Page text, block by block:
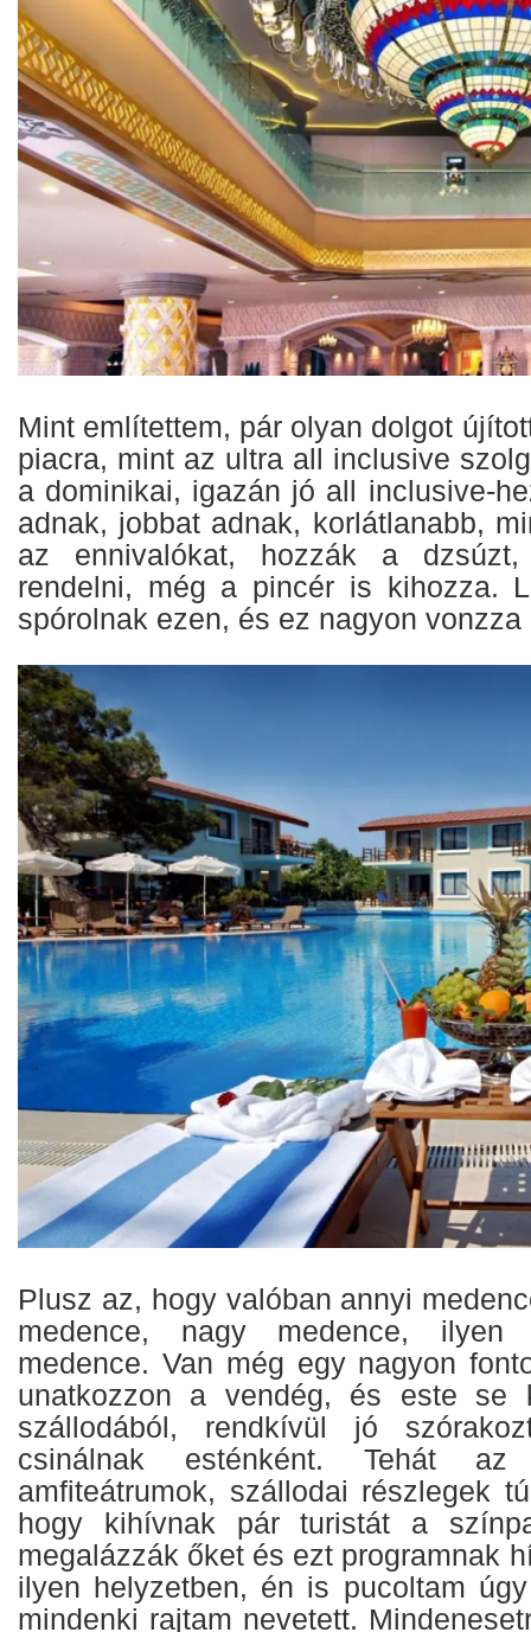
Mint említettem, pár olyan dolgot
piacra, mint az ultra all inclusive
a dominikai, igazán jó all inclusive-
adnak, jobbat adnak, korlátlanabb,
az ennivalókat, hozzák a
rendelni, még a pincér is kihozza.
spórolnak ezen, és ez nagyon
Plusz az, hogy valóban annyi
medence, nagy medence, ilyen
medence. Van még egy nagyon
unatkozzon a vendég, és este se
szállodából, rendkívül jó
csinálnak esténként. Tehát
amfiteátrumok, szállodai részlegek
hogy kihívnak pár turistát a
megalázzák őket és ezt programnak
ilyen helyzetben, én is pucoltam
mindenki rajtam nevetett.